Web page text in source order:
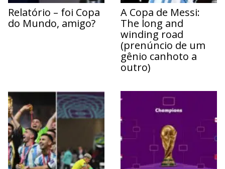
Relatório – foi Copa
do Mundo, amigo?
A Copa de Messi:
The long and
winding road
(prenúncio de um
gênio canhoto a
outro)